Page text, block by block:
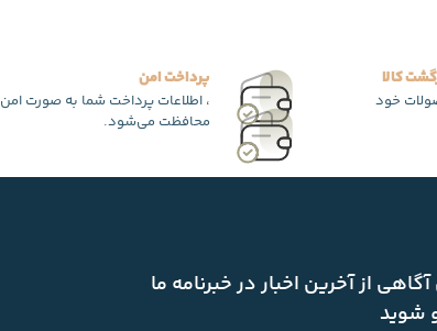
خود
پرداخت امن
، اطلاعات پرداخت شما به صورت امن
محافظت می‌شود.
آگاهی از آخرین اخبار در خبرنامه ما
شوید